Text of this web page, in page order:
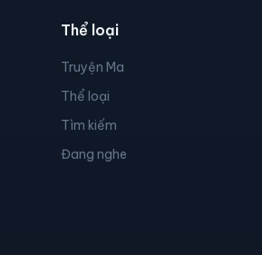
Thể loại
Truyện Ma
Thể loại
Tìm kiếm
Đang nghe